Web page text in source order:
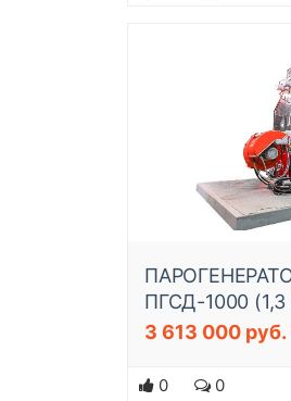
ПГСД-1000
3 613 000 руб.
0 0